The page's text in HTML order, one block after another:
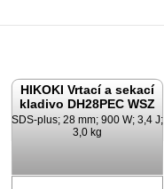
HIKOKI Vrtací a sekací
kladivo DH28PEC WSZ
SDS-plus; 28 mm; 900 W; 3,4 J;
3,0 kg